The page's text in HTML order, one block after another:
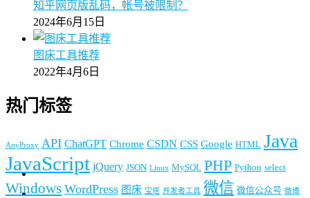
知乎网页版乱码，帐号被限制？
2024年6月15日
图床工具推荐
2022年4月6日
热门标签
AnyProxy API ChatGPT Chrome CSDN CSS Google HTML Java
JavaScript jQuery JSON Linux MySQL PHP Python select
Windows WordPress 图床 宝塔 开发者工具 微信 微信公众号 微博